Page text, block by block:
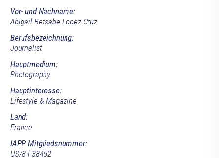
Vor- und Nachname:
Abigail Betsabe Lopez Cruz
Berufsbezeichnung:
Journalist
Hauptmedium:
Photography
Hauptinteresse:
Lifestyle & Magazine
Land:
France
IAPP Mitgliedsnummer:
US/8-l-38452